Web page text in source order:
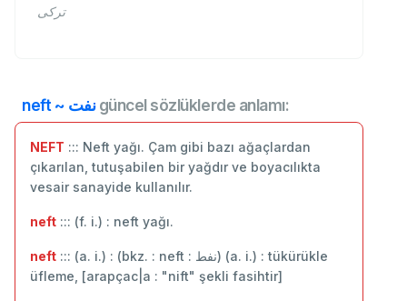
ترکی
neft ~ نفتgüncel sözlüklerde anlamı:
NEFT ::: Neft yağı. Çam gibi bazı ağaçlardan
çıkarılan, tutuşabilen bir yağdır ve boyacılıkta
vesair sanayide kullanılır.
neft ::: (f. i.) : neft yağı.
neft ::: (a. i.) : (bkz. : neft : نفط) (a. i.) : tükürükle
üfleme, [arapçac|a : "nift" şekli fasihtir]